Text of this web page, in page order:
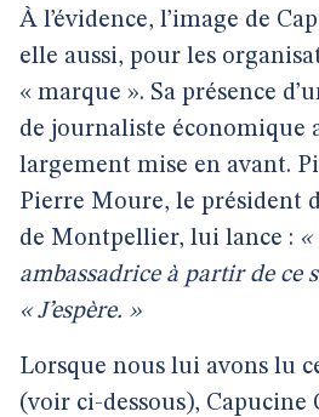
À l’évidence, l’image de
elle aussi, pour les
« marque ». Sa présence
de journaliste économique
largement mise en avant.
Pierre Moure, le président
de Montpellier, lui lance : «
ambassadrice à partir de ce
« J’espère. »
Lorsque nous lui avons lu
(voir ci-dessous), Capucine